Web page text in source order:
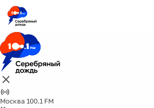
Москва 100.1 FM